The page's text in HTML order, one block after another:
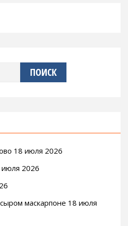
18 июля 2026
июля 2026
маскарпоне 18 июля